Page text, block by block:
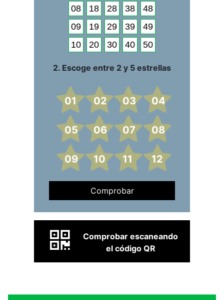
08
18 28 38
48
09
19 29 39
49
10
20 30 40 50
2. Escoge entre 2 y 5 estrellas
01 02 03 04
05 06 07 08
09 10 11 12
Comprobar
Comprobar escaneando
el código QR